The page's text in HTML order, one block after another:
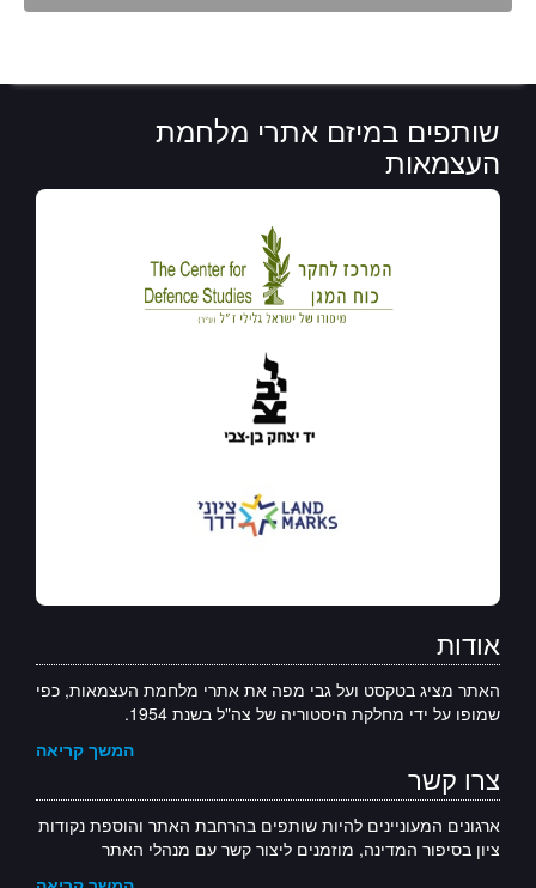
Search
שותפים במיזם אתרי מלחמת
העצמאות
אודות
האתר מציג בטקסט ועל גבי מפה את אתרי מלחמת העצמאות, כפי
שמופו על ידי מחלקת היסטוריה של צה"ל בשנת 1954.
המשך קריאה
צרו קשר
ארגונים המעוניינים להיות שותפים בהרחבת האתר והוספת נקודות
ציון בסיפור המדינה, מוזמנים ליצור קשר עם מנהלי האתר